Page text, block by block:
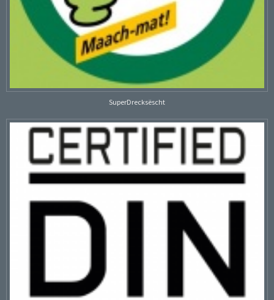
SuperDrecksëscht